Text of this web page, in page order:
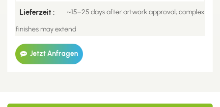
Lieferzeit : ~15–25 days after artwork approval; complex
finishes may extend
Jetzt Anfragen